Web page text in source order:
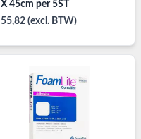
X 45cm per 5ST
55,82 (excl. BTW)